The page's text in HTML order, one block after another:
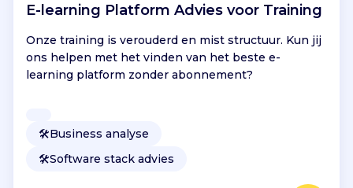
E-learning Platform Advies voor Training
Onze training is verouderd en mist structuur. Kun jij
ons helpen met het vinden van het beste e-
learning platform zonder abonnement?
🛠️Business analyse
🛠️Software stack advies